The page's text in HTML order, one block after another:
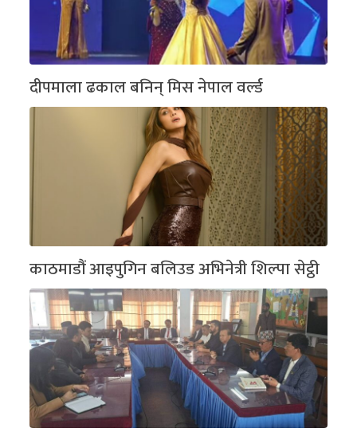
दीपमाला ढकाल बनिन् मिस नेपाल वर्ल्ड
काठमाडौं आइपुगिन बलिउड अभिनेत्री शिल्पा सेट्ठी